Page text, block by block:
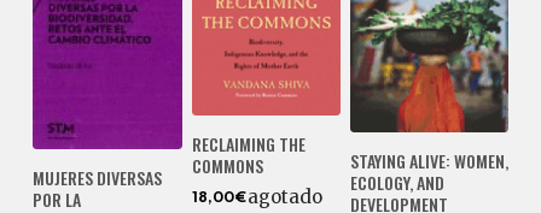
MUJERES DIVERSAS
POR LA
RECLAIMING THE
COMMONS
18,00€agotado
STAYING ALIVE: WOMEN,
ECOLOGY, AND
DEVELOPMENT